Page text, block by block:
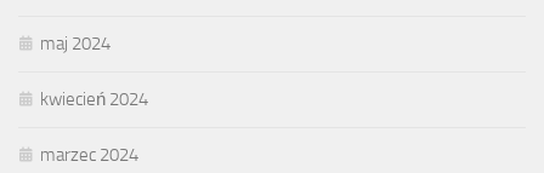
maj 2024
kwiecień 2024
marzec 2024